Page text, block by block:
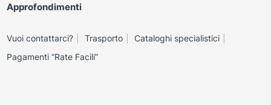
Approfondimenti
Vuoi contattarci? Trasporto
Cataloghi specialistici
Pagamenti “Rate Facili”